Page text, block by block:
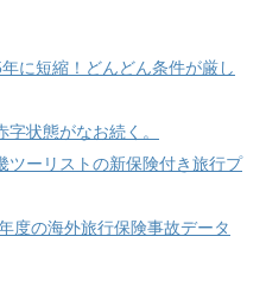
に短縮！どんどん条件が厳し
状態がなお続く。
ツーリストの新保険付き旅行プ
度の海外旅行保険事故データ